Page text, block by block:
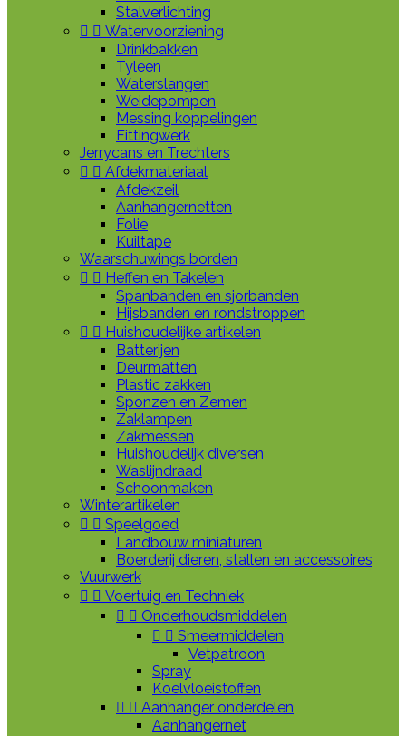
Stalverlichting
  Watervoorziening
Drinkbakken
Tyleen
Waterslangen
Weidepompen
Messing koppelingen
Fittingwerk
Jerrycans en Trechters
  Afdekmateriaal
Afdekzeil
Aanhangernetten
Folie
Kuiltape
Waarschuwings borden
  Heffen en Takelen
Spanbanden en sjorbanden
Hijsbanden en rondstroppen
  Huishoudelijke artikelen
Batterijen
Deurmatten
Plastic zakken
Sponzen en Zemen
Zaklampen
Zakmessen
Huishoudelijk diversen
Waslijndraad
Schoonmaken
Winterartikelen
  Speelgoed
Landbouw miniaturen
Boerderij dieren, stallen en accessoires
Vuurwerk
  Voertuig en Techniek
  Onderhoudsmiddelen
  Smeermiddelen
Vetpatroon
Spray
Koelvloeistoffen
  Aanhanger onderdelen
Aanhangernet